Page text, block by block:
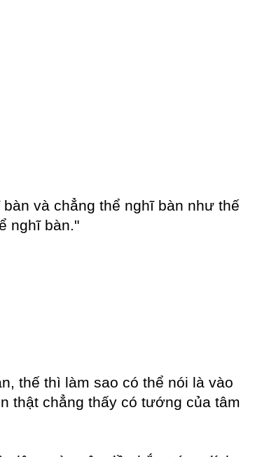
và chẳng thể nghĩ bàn như thế
nghĩ bàn."
thế thì làm sao có thể nói là vào
thật chẳng thấy có tướng của tâm